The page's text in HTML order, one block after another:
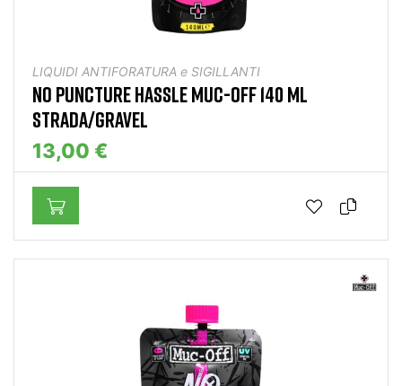
LIQUIDI ANTIFORATURA e SIGILLANTI
NO PUNCTURE HASSLE MUC-OFF 140 ML
STRADA/GRAVEL
13,00 €